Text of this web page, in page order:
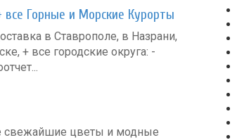
Горные и Морские Курорты
в Ставрополе, в Назрани,
+ все городские округа: -
свежайшие цветы и модные